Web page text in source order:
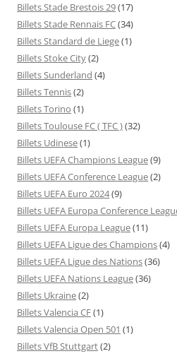
Billets Stade Brestois 29(17)
Billets Stade Rennais FC(34)
Billets Standard de Liege(1)
Billets Stoke City(2)
Billets Sunderland (4)
Billets Tennis(2)
Billets Torino (1)
Billets Toulouse FC ( TFC )(32)
Billets Udinese(1)
Billets UEFA Champions League(9)
Billets UEFA Conference League(2)
Billets UEFA Euro 2024(9)
Billets UEFA Europa Conference
Billets UEFA Europa League(11)
Billets UEFA Ligue des Champions(4)
Billets UEFA Ligue des Nations(36)
Billets UEFA Nations League(36)
Billets Ukraine(2)
Billets Valencia CF(1)
Billets Valencia Open 501 (1)
Billets VfB Stuttgart(2)